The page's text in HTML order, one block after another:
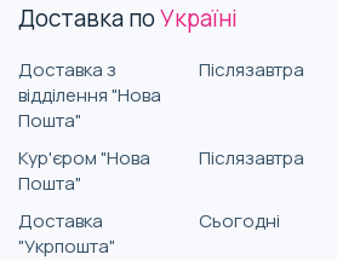
Доставка поУкраїні
Доставка з
відділення "Нова
Пошта"
Післязавтра
Кур'єром "Нова
Пошта"
Післязавтра
Доставка
"Укрпошта"
Сьогодні